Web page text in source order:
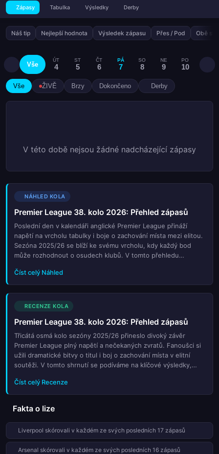
Zápasy Tabulka Výsledky Derby
Náš tip Nejlepší hodnota Výsledek zápasu Přes / Pod Obě
Vše
ÚT
4
ST
5
ČT
6
PÁ
7
SO
8
NE
9
PO
10
Vše ŽIVĚ Brzy Dokončeno Derby
V této době nejsou žádné nadcházející zápasy
NÁHLED KOLA
Premier League 38. kolo 2026: Přehled zápasů
Poslední den v kalendáři anglické Premier League přináží
napětí na vrcholu tabulky i boje o zachování místa mezi elitou.
Sezóna 2025/26 se blíží ke svému vrcholu, kdy každý bod
může rozhodnout o osudech klubů. V tomto přehledu
osmého kola. Zjistěte, kdo má největší šanci na korunovaci
mistrem a které týmy budou bojovat až do posledního dechu
proti sestupu. Analyzujeme aktuální formu týmů, výpady
hvězd a strategické tahy trenérů. Nechte se provést
atmosférou finále sezóny, kde každá minuta hřeje krev
fanouškům po celém světě. Sledujte naše předpovědi a tipy
pro sázky na závěrečnou částku nejpopulárnějšího
fotbalového šampionátu Evropy.
Číst celý Náhled
RECENZE KOLA
Premier League 38. kolo 2026: Přehled zápasů
Třicátá osmá kolo sezóny 2025/26 přineslo divoký závěr
Premier League plný napětí a nečekaných zvratů. Fanoušci si
užili dramatické bitvy o titul i boj o zachování místa v elitní
soutěži. V tomto shrnutí se podíváme na klíčové výsledky,
ligy, rozhodující góly a trenérské tahy, které ovlivnily osudy
klubů v posledním kole. Zjistěte, kdo si vybojoval místo v
evropských pohárech a které týmy slavily historické úspěchy
nebo trpěly překvapivým pádem. Tento přehled vám poskytne
kompletní obraz o tom, jak proběhla závěrečná etapa jedné z
nejuznávanějších fotbalových lig světa. Nechte se unést
emocemi finálního dějství anglického mistrovství.
Číst celý Recenze
Fakta o lize
Liverpool skórovali v každém ze svých posledních 17 zápasů
Arsenal skórovali v každém ze svých posledních 16 zápasů